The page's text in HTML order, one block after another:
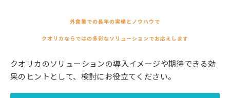
外食業での長年の実績とノウハウで
クオリカならではの多彩なソリューションでお応えします
クオリカのソリューションの導入イメージや期待できる効
果のヒントとして、検討にお役⽴てください。